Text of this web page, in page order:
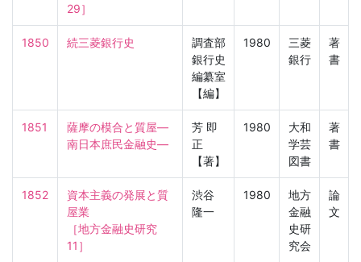
29］
1850 続三菱銀行史
調査部
銀行史
編纂室
【編】
1980
三菱
銀行
著
書
1851
薩摩の模合と質屋—
南日本庶民金融史—
芳 即
正
【著】
1980
大和
学芸
図書
著
書
1852
資本主義の発展と質
屋業
［地方金融史研究
11］
渋谷
隆一
1980
地方
金融
史研
究会
論
文